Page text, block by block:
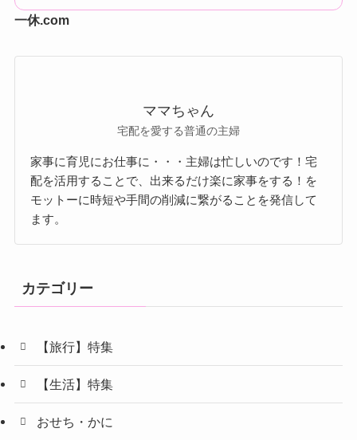
一休.com
ママちゃん
宅配を愛する普通の主婦
家事に育児にお仕事に・・・主婦は忙しいのです！宅
配を活用することで、出来るだけ楽に家事をする！を
モットーに時短や手間の削減に繋がることを発信して
ます。
カテゴリー
【旅行】特集
【生活】特集
おせち・かに